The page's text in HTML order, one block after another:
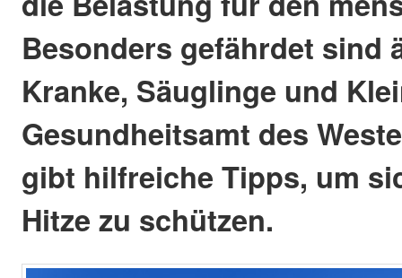
Besonders gefährdet sind
Kranke, Säuglinge und
Gesundheitsamt des
gibt hilfreiche Tipps, um
Hitze zu schützen.